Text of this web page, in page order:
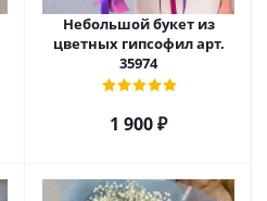
Небольшой букет из
цветных гипсофил арт.
35974
1 900₽